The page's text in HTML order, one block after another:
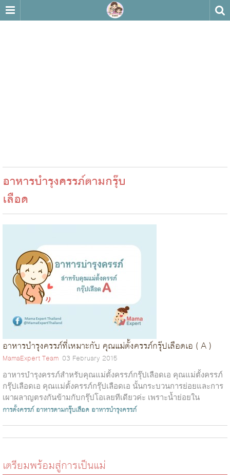
อาหารบำรุงครรภ์ตามกรุ๊บ
เลือด
อาหารบำรุงครรภ์ที่เหมาะกับ คุณแม่ตั้งครรภ์กรุ๊ปเลือดเอ ( A )
MamaExpert Team 03 February 2015
อาหารบำรุงครรภ์สำหรับคุณแม่ตั้งครรภ์กรุ๊ปเลือดเอ คุณแม่ตั้งครรภ์
กรุ๊ปเลือดเอ คุณแม่ตั้งครรภ์กรุ๊ปเลือดเอ นั้นกระบวนการย่อยและการ
เผาผลาญตรงกันข้ามกับกรุ๊ปโอเลยทีเดียวค่ะ เพราะน้ำย่อยใน
กระเพาะอาหารข...
การตั้งครรภ์ อาหารตามกรุ๊บเลือด อาหารบำรุงครรภ์
เตรียมพร้อมสู่การเป็นแม่